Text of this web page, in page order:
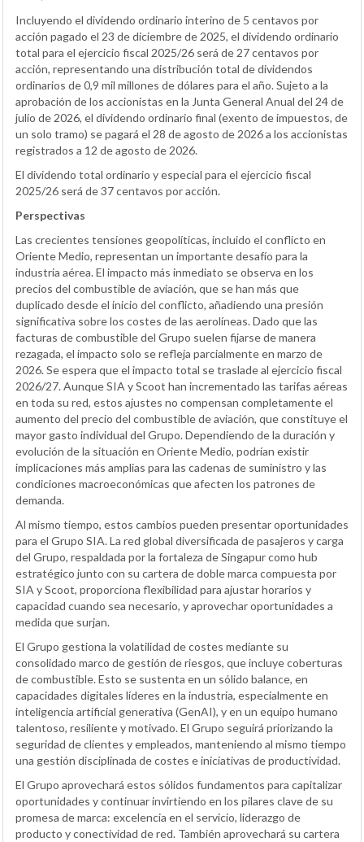
Incluyendo el dividendo ordinario interino de 5 centavos por
acción pagado el 23 de diciembre de 2025, el dividendo ordinario
total para el ejercicio fiscal 2025/26 será de 27 centavos por
acción, representando una distribución total de dividendos
ordinarios de 0,9 mil millones de dólares para el año. Sujeto a la
aprobación de los accionistas en la Junta General Anual del 24 de
julio de 2026, el dividendo ordinario final (exento de impuestos, de
un solo tramo) se pagará el 28 de agosto de 2026 a los accionistas
registrados a 12 de agosto de 2026.
El dividendo total ordinario y especial para el ejercicio fiscal
2025/26 será de 37 centavos por acción.
Perspectivas
Las crecientes tensiones geopolíticas, incluido el conflicto en
Oriente Medio, representan un importante desafío para la
industria aérea. El impacto más inmediato se observa en los
precios del combustible de aviación, que se han más que
duplicado desde el inicio del conflicto, añadiendo una presión
significativa sobre los costes de las aerolíneas. Dado que las
facturas de combustible del Grupo suelen fijarse de manera
rezagada, el impacto solo se refleja parcialmente en marzo de
2026. Se espera que el impacto total se traslade al ejercicio fiscal
2026/27. Aunque SIA y Scoot han incrementado las tarifas aéreas
en toda su red, estos ajustes no compensan completamente el
aumento del precio del combustible de aviación, que constituye el
mayor gasto individual del Grupo. Dependiendo de la duración y
evolución de la situación en Oriente Medio, podrían existir
implicaciones más amplias para las cadenas de suministro y las
condiciones macroeconómicas que afecten los patrones de
demanda.
Al mismo tiempo, estos cambios pueden presentar oportunidades
para el Grupo SIA. La red global diversificada de pasajeros y carga
del Grupo, respaldada por la fortaleza de Singapur como hub
estratégico junto con su cartera de doble marca compuesta por
SIA y Scoot, proporciona flexibilidad para ajustar horarios y
capacidad cuando sea necesario, y aprovechar oportunidades a
medida que surjan.
El Grupo gestiona la volatilidad de costes mediante su
consolidado marco de gestión de riesgos, que incluye coberturas
de combustible. Esto se sustenta en un sólido balance, en
capacidades digitales líderes en la industria, especialmente en
inteligencia artificial generativa (GenAI), y en un equipo humano
talentoso, resiliente y motivado. El Grupo seguirá priorizando la
seguridad de clientes y empleados, manteniendo al mismo tiempo
una gestión disciplinada de costes e iniciativas de productividad.
El Grupo aprovechará estos sólidos fundamentos para capitalizar
oportunidades y continuar invirtiendo en los pilares clave de su
promesa de marca: excelencia en el servicio, liderazgo de
producto y conectividad de red. También aprovechará su cartera